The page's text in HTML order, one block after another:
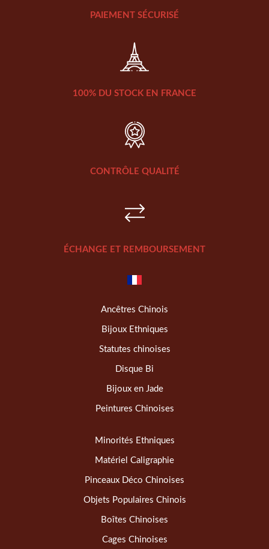
PAIEMENT SÉCURISÉ
100% DU STOCK EN FRANCE
CONTRÔLE QUALITÉ
ÉCHANGE ET REMBOURSEMENT
Ancêtres Chinois
Bijoux Ethniques
Statutes chinoises
Disque Bi
Bijoux en Jade
Peintures Chinoises
Minorités Ethniques
Matériel Caligraphie
Pinceaux Déco Chinoises
Objets Populaires Chinois
Boîtes Chinoises
Cages Chinoises